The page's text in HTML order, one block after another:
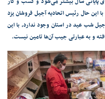
این حال رئیس اتحادیه آجیل فروشان یزد
شب عید در استان وجود ندارد، با این
و به عبارتی جیب آن‌ها تامین نیست.